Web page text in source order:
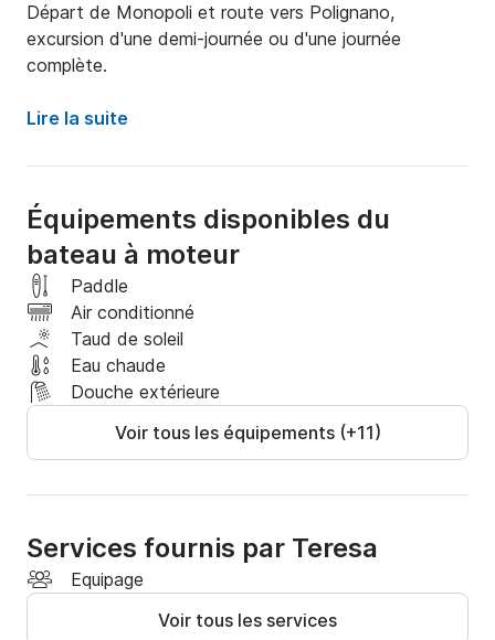
Départ de Monopoli et route vers Polignano,
excursion d'une demi-journée ou d'une journée
complète.
Lire la suite
Équipements disponibles du
bateau à moteur
Paddle
Air conditionné
Taud de soleil
Eau chaude
Douche extérieure
Voir tous les équipements (+11)
Services fournis par Teresa
Equipage
Voir tous les services